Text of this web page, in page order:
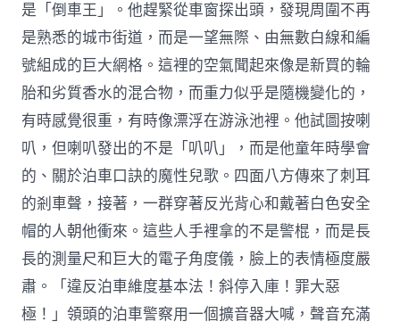
是「倒車王」。他趕緊從車窗探出頭，發現周圍不再
是熟悉的城市街道，而是一望無際、由無數白線和編
號組成的巨大網格。這裡的空氣聞起來像是新買的輪
胎和劣質香水的混合物，而重力似乎是隨機變化的，
有時感覺很重，有時像漂浮在游泳池裡。他試圖按喇
叭，但喇叭發出的不是「叭叭」，而是他童年時學會
的、關於泊車口訣的魔性兒歌。四面八方傳來了刺耳
的剎車聲，接著，一群穿著反光背心和戴著白色安全
帽的人朝他衝來。這些人手裡拿的不是警棍，而是長
長的測量尺和巨大的電子角度儀，臉上的表情極度嚴
肅。「違反泊車維度基本法！斜停入庫！罪大惡
極！」領頭的泊車警察用一個擴音器大喊，聲音充滿